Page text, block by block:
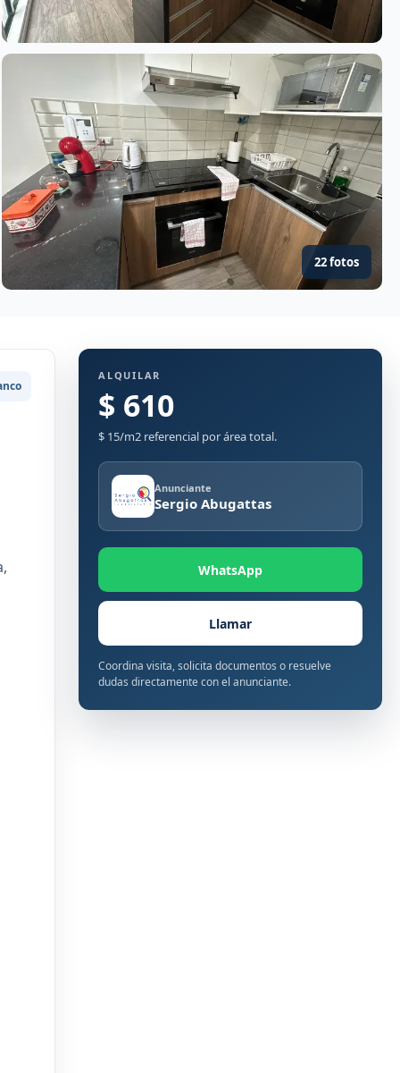
22 fotos
ALQUILAR
$ 610
$ 15/m2 referencial por área total.
Anunciante
Sergio Abugattas
WhatsApp
Llamar
Coordina visita, solicita documentos o resuelve
dudas directamente con el anunciante.